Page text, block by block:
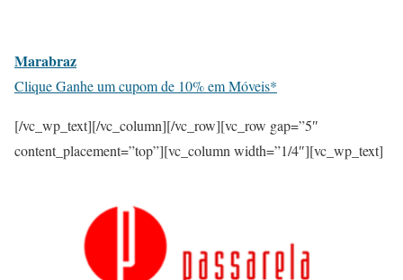
Marabraz
Clique Ganhe um cupom de 10% em Móveis*
[/vc_wp_text][/vc_column][/vc_row][vc_row gap=”5″
content_placement=”top”][vc_column width=”1/4″][vc_wp_text]